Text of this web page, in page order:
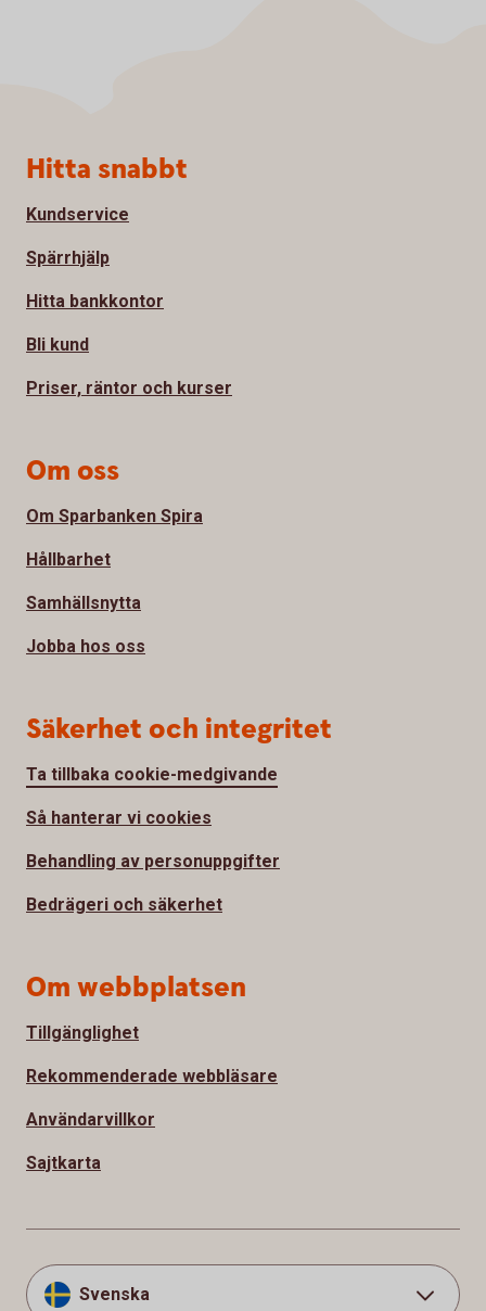
Sidfot
Hitta snabbt
Kundservice
Spärrhjälp
Hitta bankkontor
Bli kund
Priser, räntor och kurser
Om oss
Om Sparbanken Spira
Hållbarhet
Samhällsnytta
Jobba hos oss
Säkerhet och integritet
Ta tillbaka cookie-medgivande
Så hanterar vi cookies
Behandling av personuppgifter
Bedrägeri och säkerhet
Om webbplatsen
Tillgänglighet
Rekommenderade webbläsare
Användarvillkor
Sajtkarta
Svenska